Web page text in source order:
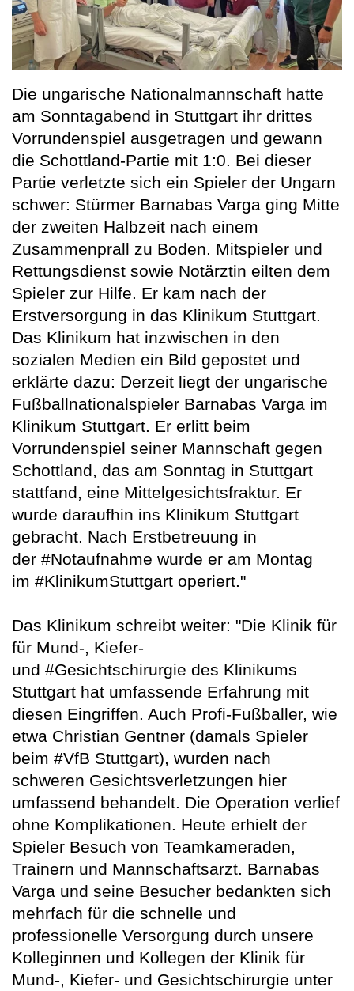
Die ungarische Nationalmannschaft hatte
am Sonntagabend in Stuttgart ihr drittes
Vorrundenspiel ausgetragen und gewann
die Schottland-Partie mit 1:0. Bei dieser
Partie verletzte sich ein Spieler der Ungarn
schwer: Stürmer Barnabas Varga ging Mitte
der zweiten Halbzeit nach einem
Zusammenprall zu Boden. Mitspieler und
Rettungsdienst sowie Notärztin eilten dem
Spieler zur Hilfe. Er kam nach der
Erstversorgung in das Klinikum Stuttgart.
Das Klinikum hat inzwischen in den
sozialen Medien ein Bild gepostet und
erklärte dazu: Derzeit liegt der ungarische
Fußballnationalspieler Barnabas Varga im
Klinikum Stuttgart. Er erlitt beim
Vorrundenspiel seiner Mannschaft gegen
Schottland, das am Sonntag in Stuttgart
stattfand, eine Mittelgesichtsfraktur. Er
wurde daraufhin ins Klinikum Stuttgart
gebracht. Nach Erstbetreuung in
der #Notaufnahme wurde er am Montag
im #KlinikumStuttgart operiert."
Das Klinikum schreibt weiter: "Die Klinik für
für Mund-, Kiefer-
und #Gesichtschirurgie des Klinikums
Stuttgart hat umfassende Erfahrung mit
diesen Eingriffen. Auch Profi-Fußballer, wie
etwa Christian Gentner (damals Spieler
beim #VfB Stuttgart), wurden nach
schweren Gesichtsverletzungen hier
umfassend behandelt. Die Operation verlief
ohne Komplikationen. Heute erhielt der
Spieler Besuch von Teamkameraden,
Trainern und Mannschaftsarzt. Barnabas
Varga und seine Besucher bedankten sich
mehrfach für die schnelle und
professionelle Versorgung durch unsere
Kolleginnen und Kollegen der Klinik für
Mund-, Kiefer- und Gesichtschirurgie unter